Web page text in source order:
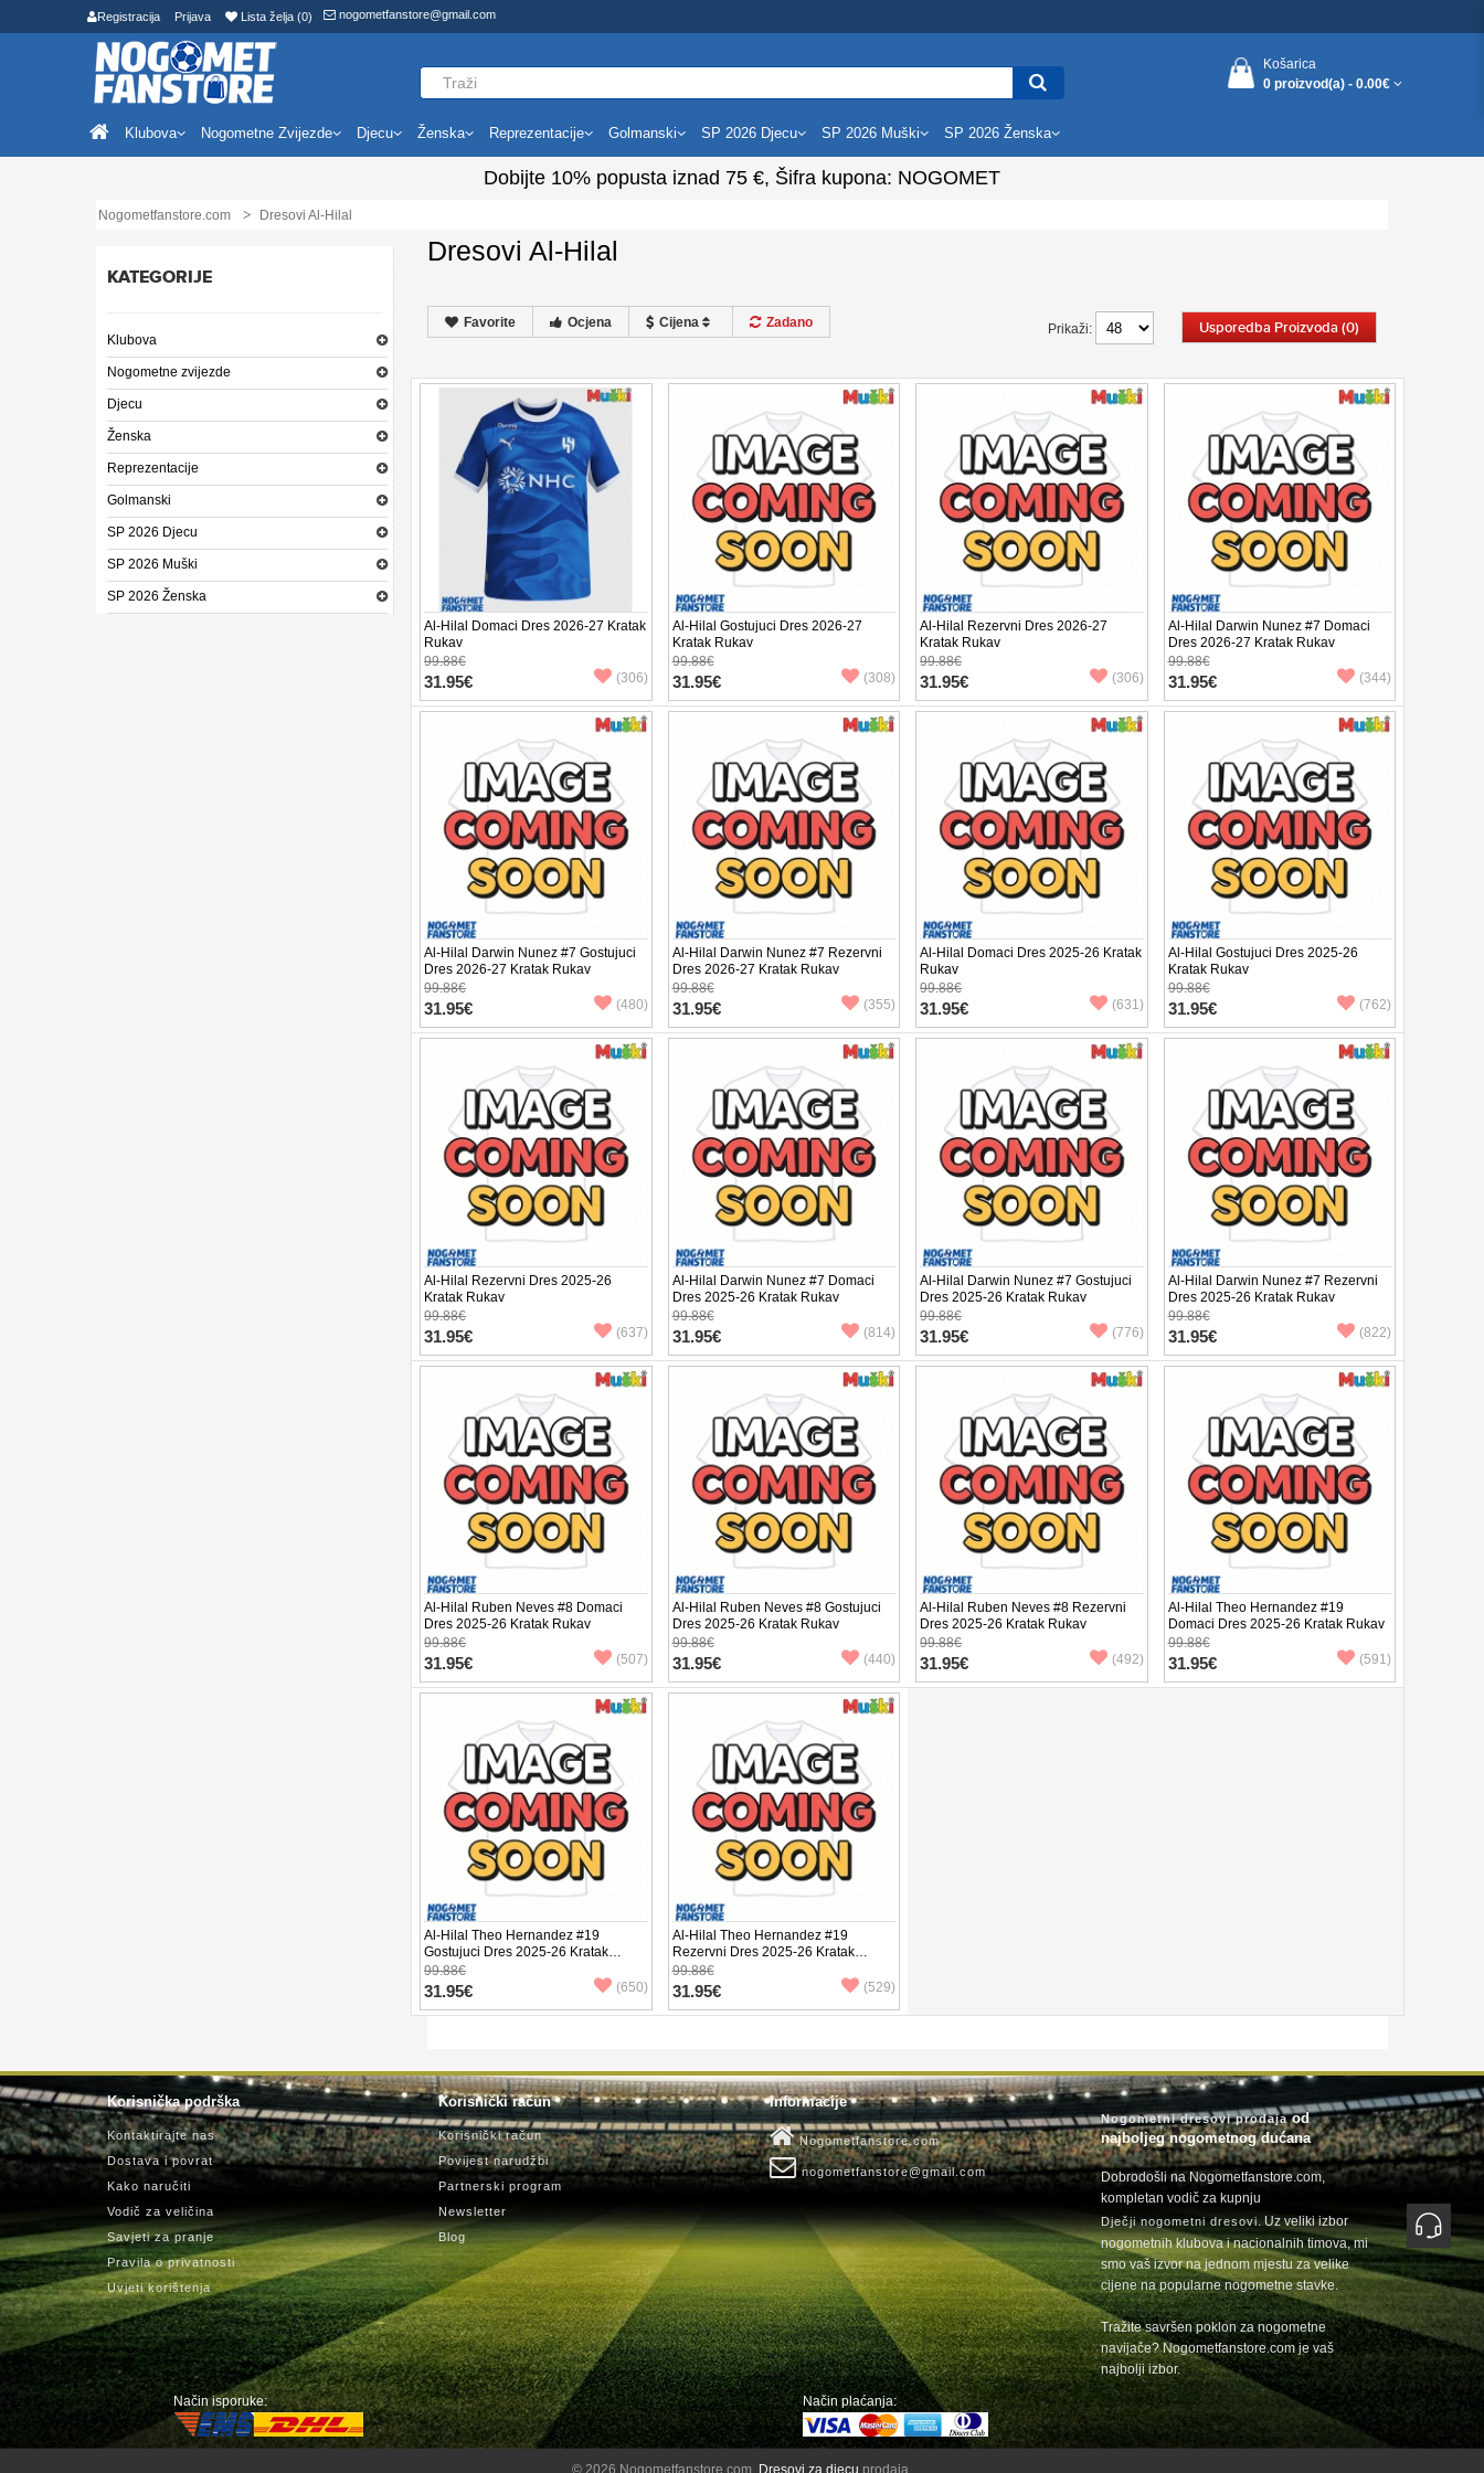
Registracija Prijava Lista želja (0) nogometfanstore@gmail.com
Košarica
0 proizvod(a) - 0.00€
Klubova Nogometne Zvijezde Djecu Ženska Reprezentacije Golmanski SP 2026 Djecu SP 2026 Muški SP 2026 Ženska
Dobijte 10% popusta iznad 75 €, Šifra kupona: NOGOMET
Nogometfanstore.com Dresovi Al-Hilal
KATEGORIJE
Klubova
Nogometne zvijezde
Djecu
Ženska
Reprezentacije
Golmanski
SP 2026 Djecu
SP 2026 Muški
SP 2026 Ženska
Dresovi Al-Hilal
Usporedba Proizvoda (0)
Prikaži:
Favorite Ocjena Cijena Zadano
Al-Hilal Domaci Dres 2026-27 Kratak
Rukav
99.88€
31.95€ (306)
Al-Hilal Gostujuci Dres 2026-27
Kratak Rukav
99.88€
31.95€ (308)
Al-Hilal Rezervni Dres 2026-27
Kratak Rukav
99.88€
31.95€ (306)
Al-Hilal Darwin Nunez #7 Domaci
Dres 2026-27 Kratak Rukav
99.88€
31.95€ (344)
Al-Hilal Darwin Nunez #7 Gostujuci
Dres 2026-27 Kratak Rukav
99.88€
31.95€ (480)
Al-Hilal Darwin Nunez #7 Rezervni
Dres 2026-27 Kratak Rukav
99.88€
31.95€ (355)
Al-Hilal Domaci Dres 2025-26 Kratak
Rukav
99.88€
31.95€ (631)
Al-Hilal Gostujuci Dres 2025-26
Kratak Rukav
99.88€
31.95€ (762)
Al-Hilal Rezervni Dres 2025-26
Kratak Rukav
99.88€
31.95€ (637)
Al-Hilal Darwin Nunez #7 Domaci
Dres 2025-26 Kratak Rukav
99.88€
31.95€ (814)
Al-Hilal Darwin Nunez #7 Gostujuci
Dres 2025-26 Kratak Rukav
99.88€
31.95€ (776)
Al-Hilal Darwin Nunez #7 Rezervni
Dres 2025-26 Kratak Rukav
99.88€
31.95€ (822)
Al-Hilal Ruben Neves #8 Domaci
Dres 2025-26 Kratak Rukav
99.88€
31.95€ (507)
Al-Hilal Ruben Neves #8 Gostujuci
Dres 2025-26 Kratak Rukav
99.88€
31.95€ (440)
Al-Hilal Ruben Neves #8 Rezervni
Dres 2025-26 Kratak Rukav
99.88€
31.95€ (492)
Al-Hilal Theo Hernandez #19
Domaci Dres 2025-26 Kratak Rukav
99.88€
31.95€ (591)
Al-Hilal Theo Hernandez #19
Gostujuci Dres 2025-26 Kratak
Rukav
99.88€
31.95€ (650)
Al-Hilal Theo Hernandez #19
Rezervni Dres 2025-26 Kratak
Rukav
99.88€
31.95€ (529)
Korisnička podrška
Kontaktirajte nas
Dostava i povrat
Kako naručiti
Vodič za veličina
Savjeti za pranje
Pravila o privatnosti
Uvjeti korištenja
Korisnički račun
Korisnički račun
Povijest narudžbi
Partnerski program
Newsletter
Blog
Informacije
Nogometfanstore.com
nogometfanstore@gmail.com
Nogometni dresovi prodajaod
najboljeg nogometnog dućana
Dobrodošli na Nogometfanstore.com,
kompletan vodič za kupnju
Dječji nogometni dresovi. Uz veliki izbor
nogometnih klubova i nacionalnih timova, mi
smo vaš izvor na jednom mjestu za velike
cijene na popularne nogometne stavke.
Tražite savršen poklon za nogometne
navijače? Nogometfanstore.com je vaš
najbolji izbor.
Način isporuke: Način plaćanja:
© 2026 Nogometfanstore.com. Dresovi za djecu prodaja.